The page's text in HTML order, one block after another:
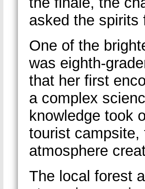
asked the spirits
One of the
was eighth-
that her first
a complex
knowledge took
tourist campsite,
atmosphere
The local forest